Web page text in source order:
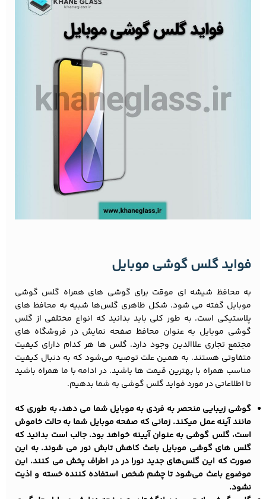
فواید گلس گوشی موبایل
به محافظ شیشه ای موقت برای گوشی های همراه گلس گوشی
موبایل گفته می شود. شکل ظاهری گلس‌ها شبیه به محافظ های
پلاستیکی است. به طور کلی باید بدانید که انواع مختلفی از گلس
گوشی موبایل به عنوان محافظ صفحه نمایش در فروشگاه های
مجتمع تجاری علاالدین وجود دارد. گلس ها هر کدام دارای کیفیت
متفاوتی هستند. به همین علت توصیه می‌شود که به دنبال کیفیت
مناسب همراه با بهترین قیمت ها باشید. در ادامه با ما همراه باشید
تا اطلاعاتی در مورد فواید گلس گوشی به شما بدهیم.
گوشی زیبایی منحصر به فردی به موبایل شما می دهد، به طوری که
مانند آینه عمل میکند. زمانی که صفحه موبایل شما به حالت خاموش
است، گلس گوشی به عنوان آیینه خواهد بود. جالب است بدانید که
گلس های گوشی موبایل باعث کاهش تابش نور می شوند. به این
صورت که این گلس‌های جدید نورا در در اطراف پخش می کنند. این
موضوع باعث می‌شود تا چشم شخص استفاده کننده خسته و اذیت
نشود.